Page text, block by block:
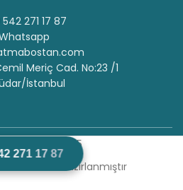
2 271 17 87
271 17 87
Meriç Cad. No:23 /1
İstanbul
© 2025
hazırlanmıştır